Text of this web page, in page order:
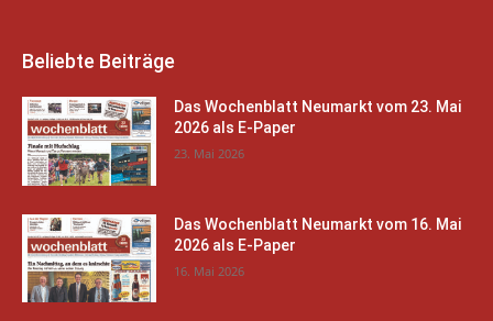
Beliebte Beiträge
Das Wochenblatt Neumarkt vom 23. Mai
2026 als E-Paper
23. Mai 2026
Das Wochenblatt Neumarkt vom 16. Mai
2026 als E-Paper
16. Mai 2026